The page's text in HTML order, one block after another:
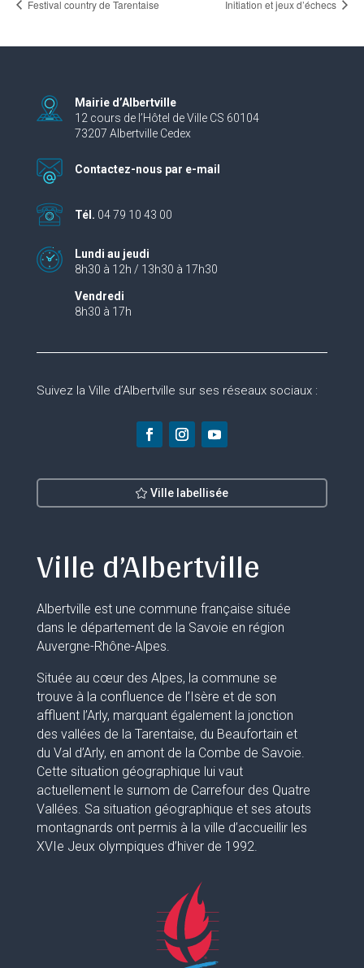
Festival country de Tarentaise Initiation et jeux d’échecs
Mairie d’Albertville
12 cours de l’Hôtel de Ville CS 60104
73207 Albertville Cedex
Contactez-nous par e-mail
Tél. 04 79 10 43 00
Lundi au jeudi
8h30 à 12h / 13h30 à 17h30
Vendredi
8h30 à 17h
Suivez la Ville d’Albertville sur ses réseaux sociaux :
Ville labellisée
Ville d’Albertville
Albertville est une commune française située
dans le département de la Savoie en région
Auvergne-Rhône-Alpes.
Située au cœur des Alpes, la commune se
trouve à la confluence de l’Isère et de son
affluent l’Arly, marquant également la jonction
des vallées de la Tarentaise, du Beaufortain et
du Val d’Arly, en amont de la Combe de Savoie.
Cette situation géographique lui vaut
actuellement le surnom de Carrefour des Quatre
Vallées. Sa situation géographique et ses atouts
montagnards ont permis à la ville d’accueillir les
XVIe Jeux olympiques d’hiver de 1992.